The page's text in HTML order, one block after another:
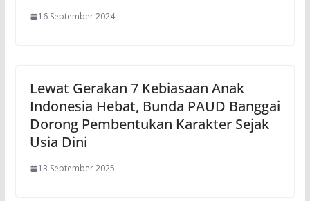
16 September 2024
Lewat Gerakan 7 Kebiasaan Anak
Indonesia Hebat, Bunda PAUD Banggai
Dorong Pembentukan Karakter Sejak
Usia Dini
13 September 2025